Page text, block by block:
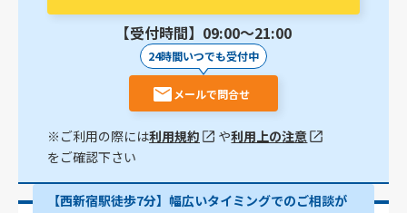
【受付時間】09:00〜21:00
24時間いつでも受付中
メールで問合せ
※ご利用の際には利用規約 や利用上の注意
をご確認下さい
【西新宿駅徒歩7分】幅広いタイミングでのご相談が